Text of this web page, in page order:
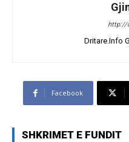
http://
Dritare.Info
Facebook
SHKRIMET E FUNDIT